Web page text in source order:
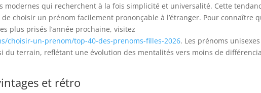
modernes qui recherchent à la fois simplicité et universalité. Cette
choisir un prénom facilement prononçable à l’étranger. Pour connaître
plus prisés l’année prochaine, visitez
choisir-un-prenom/top-40-des-prenoms-filles-2026. Les prénoms unisexes
du terrain, reflétant une évolution des mentalités vers moins de
et rétro